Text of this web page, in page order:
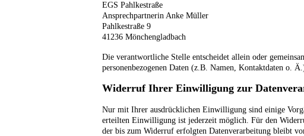
EGS Pahlkestraße
Ansprechpartnerin Anke Müller
Pahlkestraße 9
41236 Mönchengladbach
Die verantwortliche Stelle entscheidet allein oder
personenbezogenen Daten (z.B. Namen, Kontaktdaten o.
Widerruf Ihrer Einwilligung zur
Nur mit Ihrer ausdrücklichen Einwilligung sind einige
erteilten Einwilligung ist jederzeit möglich. Für den
der bis zum Widerruf erfolgten Datenverarbeitung bleibt